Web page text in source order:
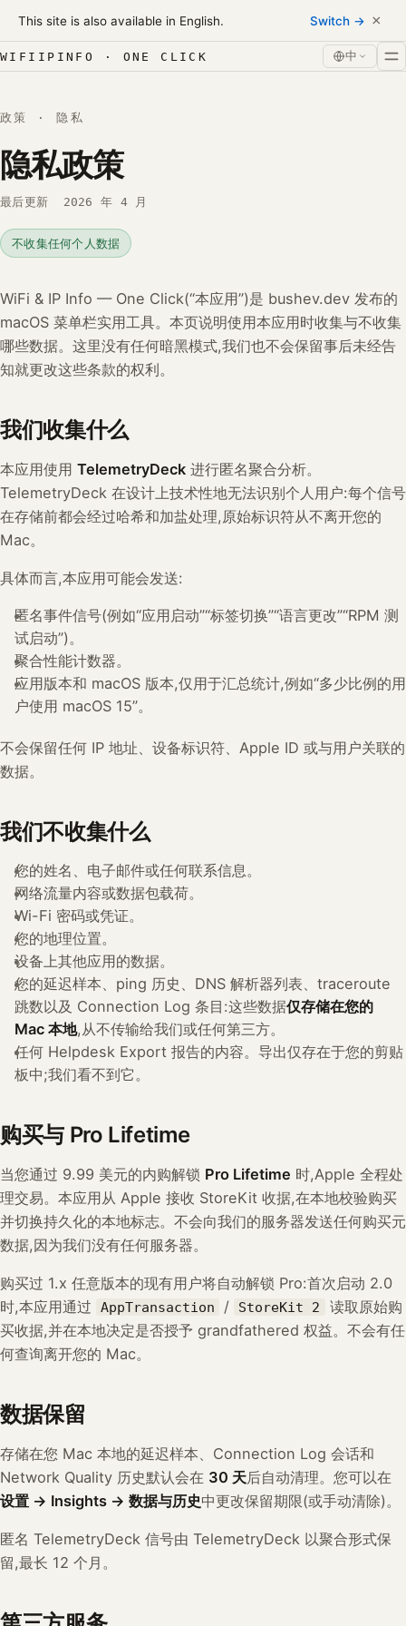
This site is also available in English. Switch → ×
跳转到内容
WIFIIPINFO · ONE CLICK 中
政策 · 隐私
隐私政策
最后更新 2026 年 4 月
不收集任何个人数据
WiFi & IP Info — One Click(“本应用”)是 bushev.dev 发布的
macOS 菜单栏实用工具。本页说明使用本应用时收集与不收集
哪些数据。这里没有任何暗黑模式,我们也不会保留事后未经告
知就更改这些条款的权利。
我们收集什么
本应用使用 TelemetryDeck 进行匿名聚合分析。
TelemetryDeck 在设计上技术性地无法识别个人用户:每个信号
在存储前都会经过哈希和加盐处理,原始标识符从不离开您的
Mac。
具体而言,本应用可能会发送:
匿名事件信号(例如“应用启动”“标签切换”“语言更改”“RPM 测
试启动”)。
聚合性能计数器。
应用版本和 macOS 版本,仅用于汇总统计,例如“多少比例的用
户使用 macOS 15”。
不会保留任何 IP 地址、设备标识符、Apple ID 或与用户关联的
数据。
我们不收集什么
您的姓名、电子邮件或任何联系信息。
网络流量内容或数据包载荷。
Wi-Fi 密码或凭证。
您的地理位置。
设备上其他应用的数据。
您的延迟样本、ping 历史、DNS 解析器列表、traceroute
跳数以及 Connection Log 条目:这些数据仅存储在您的
Mac 本地,从不传输给我们或任何第三方。
任何 Helpdesk Export 报告的内容。导出仅存在于您的剪贴
板中;我们看不到它。
购买与 Pro Lifetime
当您通过 9.99 美元的内购解锁 Pro Lifetime 时,Apple 全程处
理交易。本应用从 Apple 接收 StoreKit 收据,在本地校验购买
并切换持久化的本地标志。不会向我们的服务器发送任何购买元
数据,因为我们没有任何服务器。
购买过 1.x 任意版本的现有用户将自动解锁 Pro:首次启动 2.0
时,本应用通过
AppTransaction / StoreKit 2
读取原始购
买收据,并在本地决定是否授予 grandfathered 权益。不会有任
何查询离开您的 Mac。
数据保留
存储在您 Mac 本地的延迟样本、Connection Log 会话和
Network Quality 历史默认会在 30 天后自动清理。您可以在
设置 → Insights → 数据与历史中更改保留期限(或手动清除)。
匿名 TelemetryDeck 信号由 TelemetryDeck 以聚合形式保
留,最长 12 个月。